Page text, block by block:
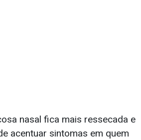
nasal fica mais ressecada e
acentuar sintomas em quem